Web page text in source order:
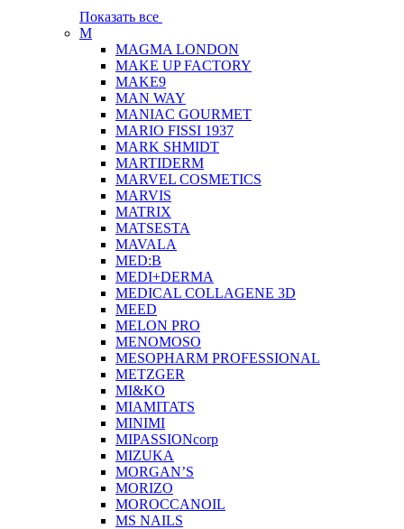
Показать все
M
MAGMA LONDON
MAKE UP FACTORY
MAKE9
MAN WAY
MANIAC GOURMET
MARIO FISSI 1937
MARK SHMIDT
MARTIDERM
MARVEL COSMETICS
MARVIS
MATRIX
MATSESTA
MAVALA
MED:B
MEDI+DERMA
MEDICAL COLLAGENE 3D
MEED
MELON PRO
MENOMOSO
MESOPHARM PROFESSIONAL
METZGER
MI&KO
MIAMITATS
MINIMI
MIPASSIONcorp
MIZUKA
MORGAN’S
MORIZO
MOROCCANOIL
MS NAILS